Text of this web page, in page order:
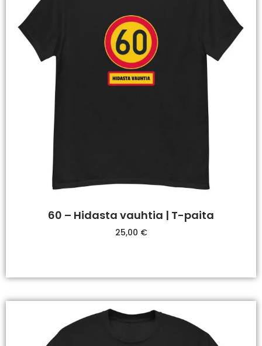
60 – Hidasta vauhtia | T-paita
25,00 €